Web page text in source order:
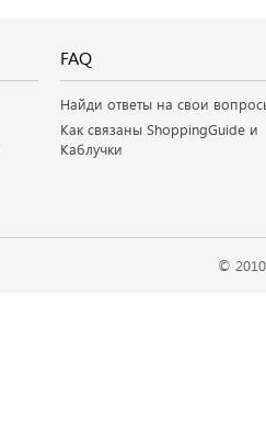
FAQ
Найди ответы на свои
Как связаны ShoppingGuide и
Каблучки
©